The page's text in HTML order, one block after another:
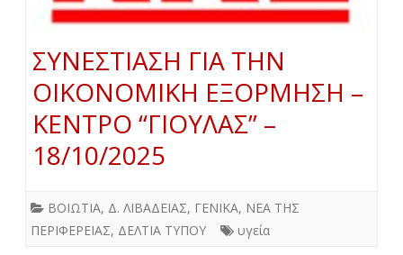
ΣΥΝΕΣΤΙΑΣΗ ΓΙΑ ΤΗΝ
ΟΙΚΟΝΟΜΙΚΗ ΕΞΟΡΜΗΣΗ –
ΚΕΝΤΡΟ “ΓΙΟΥΛΑΣ” –
18/10/2025
ΒΟΙΩΤΙΑ, Δ. ΛΙΒΑΔΕΙΑΣ, ΓΕΝΙΚΑ, ΝΕΑ ΤΗΣ
ΠΕΡΙΦΕΡΕΙΑΣ, ΔΕΛΤΙΑ ΤΥΠΟΥ υγεία